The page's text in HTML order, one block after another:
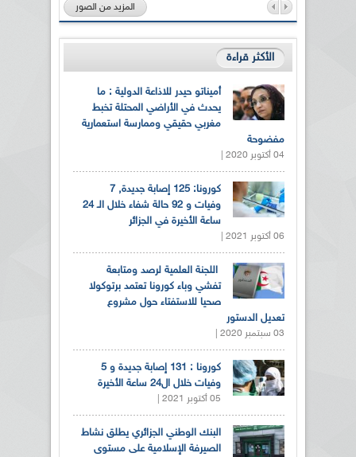
المزيد من الصور
الأكثر قراءة
أميناتو حيدر للاذاعة الدولية : ما
يحدث في الأراضي المحتلة تخبط
مغربي حقيقي وممارسة استعمارية
مفضوحة
04 أكتوبر 2020 |
كورونا: 125 إصابة جديدة, 7
وفيات و 92 حالة شفاء خلال الـ 24
ساعة الأخيرة في الجزائر
06 أكتوبر 2021 |
اللجنة العلمية لرصد ومتابعة
تفشي وباء كورونا تعتمد برتوكولا
صحيا للاستفتاء حول مشروع
تعديل الدستور
03 سبتمبر 2020 |
كورونا : 131 إصابة جديدة و 5
وفيات خلال ال24 ساعة الأخيرة
05 أكتوبر 2021 |
البنك الوطني الجزائري يطلق نشاط
الصيرفة الإسلامية على مستوى